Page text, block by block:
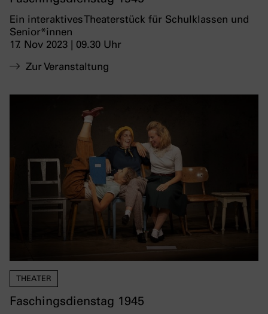
Ein interaktives Theaterstück für Schulklassen und
Senior*innen
17. Nov 2023 | 09.30 Uhr
Zur Veranstaltung
THEATER
Faschingsdienstag 1945